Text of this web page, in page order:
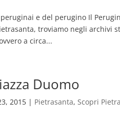
e del perugino Il
troviamo negli archivi
a circa...
Duomo
2015 | Pietrasanta,Scopri